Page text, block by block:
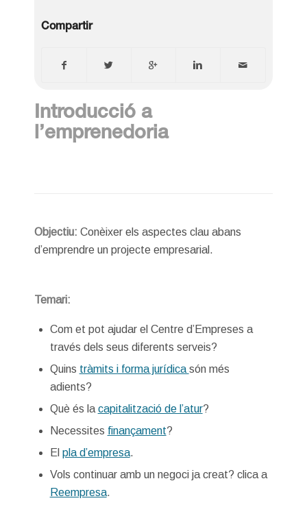
Compartir
Introducció a
l’emprenedoria
Objectiu: Conèixer els aspectes clau abans
d’emprendre un projecte empresarial.
Temari:
Com et pot ajudar el Centre d’Empreses a
través dels seus diferents serveis?
Quins tràmits i forma jurídica són més
adients?
Què és la capitalització de l’atur?
Necessites finançament?
El pla d’empresa.
Vols continuar amb un negoci ja creat? clica a
Reempresa.